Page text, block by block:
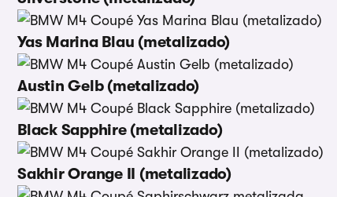
Yas Marina Blau (metalizado)
Austin Gelb (metalizado)
Black Sapphire (metalizado)
Sakhir Orange II (metalizado)